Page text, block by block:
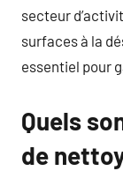
secteur
surfaces à la
essentiel pour
Quels
de